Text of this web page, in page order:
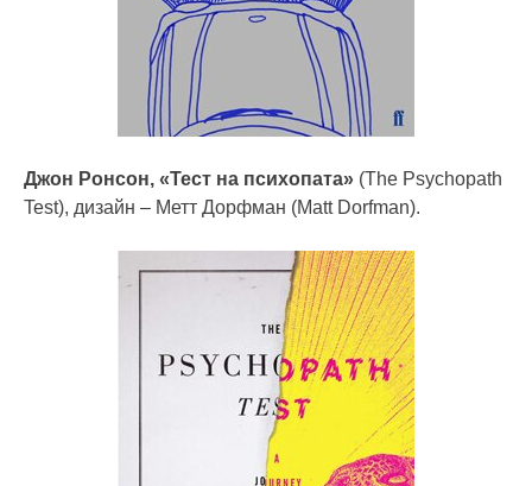
Джон Ронсон, «Тест на психопата» (The Psychopath
Test), дизайн – Метт Дорфман (Matt Dorfman).